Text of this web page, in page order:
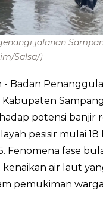
jalanan
Salsa/)
- Badan
Kabupaten
potensi banjir
pesisir mulai 18
Fenomena fase
air laut
pemukiman